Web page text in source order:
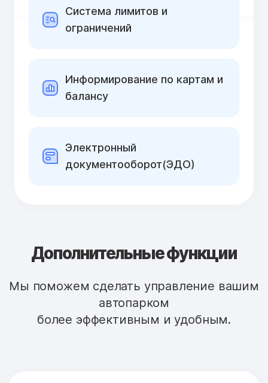
Cистема лимитов и
ограничений
Информирование по картам и
балансу
Электронный
документооборот(ЭДО)
Дополнительные функции
Мы поможем сделать управление вашим
автопарком
более эффективным и удобным.